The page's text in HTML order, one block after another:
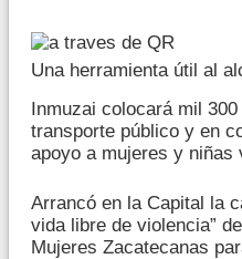
Una herramienta útil al
Inmuzai colocará mil
transporte público y en
apoyo a mujeres y niñas
Arrancó en la Capital la
vida libre de violencia”
Mujeres Zacatecanas